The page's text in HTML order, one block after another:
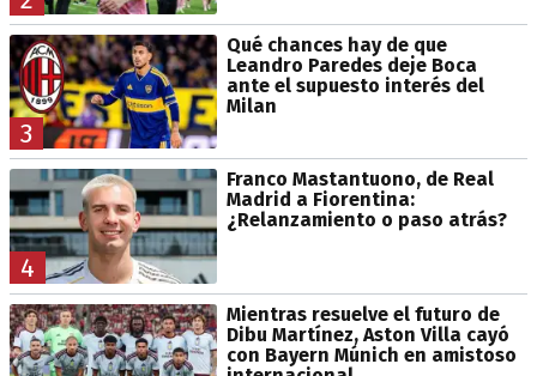
3
Qué chances hay de que
Leandro Paredes deje Boca
ante el supuesto interés del
Milan
4
Franco Mastantuono, de Real
Madrid a Fiorentina:
¿Relanzamiento o paso atrás?
Mientras resuelve el futuro de
Dibu Martínez, Aston Villa cayó
con Bayern Múnich en amistoso